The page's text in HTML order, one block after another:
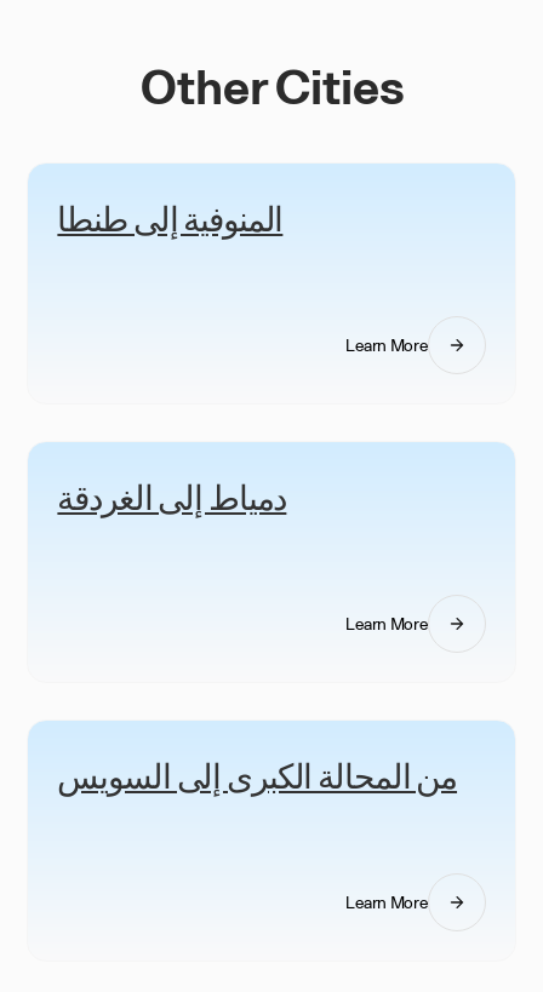
Other Cities
المنوفية إلى طنطا
Learn More
دمياط إلى الغردقة
Learn More
من المحالة الكبرى إلى السويس
Learn More